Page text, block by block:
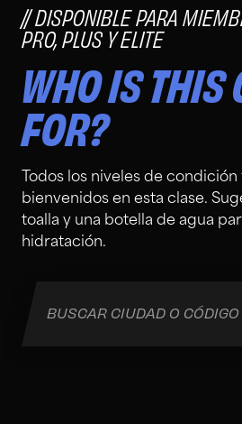
DISPONIBLE PARA
PRO, PLUS Y ELITE
WHO IS THIS
FOR?
Todos los niveles de condición
bienvenidos en esta clase.
toalla y una botella de agua
hidratación.